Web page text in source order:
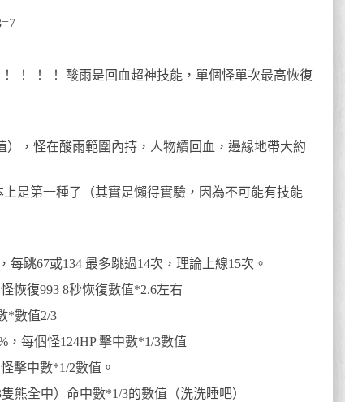
！ ！ ！ 酸雨是回血超神技能，單個怪單次最高恢復
），怪在酸雨範圍內持，人物續回血，邊緣地帶大約
是第一種了（其實是懶得實驗，因為不可能有技能
每跳67或134 最多跳過14次，理論上線15次。
恢復993 8秒恢復數值*2.6左右
*數值2/3
，每個怪124HP 擊中數*1/3數值
擊中數*1/2數值。
熊全中）命中數*1/3的數值（洗洗睡吧）